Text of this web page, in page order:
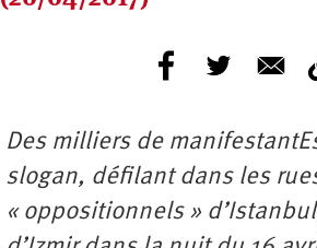
Des milliers de
slogan, défilant dans les
« oppositionnels »